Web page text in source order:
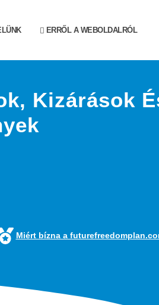
ERRŐL A WEBOLDALRÓL
Kizárások
Miért bízna a